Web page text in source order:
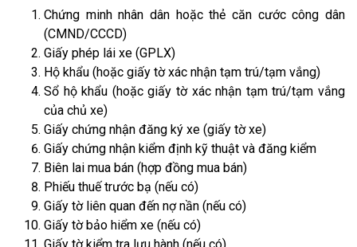
Chứng minh nhân dân hoặc thẻ căn cước công dân
(CMND/CCCD)
Giấy phép lái xe (GPLX)
Hộ khẩu (hoặc giấy tờ xác nhận tạm trú/tạm vắng)
Sổ hộ khẩu (hoặc giấy tờ xác nhận tạm trú/tạm vắng
của chủ xe)
Giấy chứng nhận đăng ký xe (giấy tờ xe)
Giấy chứng nhận kiểm định kỹ thuật và đăng kiểm
Biên lai mua bán (hợp đồng mua bán)
Phiếu thuế trước bạ (nếu có)
Giấy tờ liên quan đến nợ nần (nếu có)
Giấy tờ bảo hiểm xe (nếu có)